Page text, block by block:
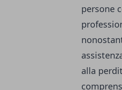
persone
alla